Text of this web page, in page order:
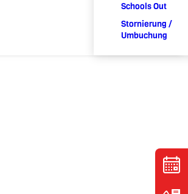
Schools Out
Stornierung /
Umbuchung